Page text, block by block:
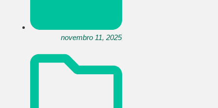
novembro 11, 2025